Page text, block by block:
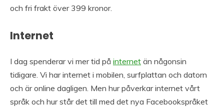
och fri frakt över 399 kronor.
Internet
I dag spenderar vi mer tid på internet än någonsin
tidigare. Vi har internet i mobilen, surfplattan och datorn
och är online dagligen. Men hur påverkar internet vårt
språk och hur står det till med det nya Facebookspråket